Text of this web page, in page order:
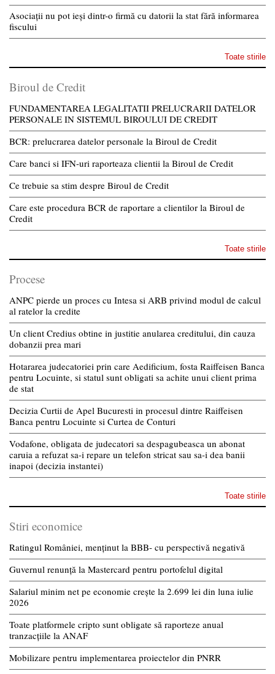
Asociații nu pot ieși dintr-o firmă cu datorii la stat fără informarea
fiscului
Toate stirile
Biroul de Credit
FUNDAMENTAREA LEGALITATII PRELUCRARII DATELOR
PERSONALE IN SISTEMUL BIROULUI DE CREDIT
BCR: prelucrarea datelor personale la Biroul de Credit
Care banci si IFN-uri raporteaza clientii la Biroul de Credit
Ce trebuie sa stim despre Biroul de Credit
Care este procedura BCR de raportare a clientilor la Biroul de
Credit
Toate stirile
Procese
ANPC pierde un proces cu Intesa si ARB privind modul de calcul
al ratelor la credite
Un client Credius obtine in justitie anularea creditului, din cauza
dobanzii prea mari
Hotararea judecatoriei prin care Aedificium, fosta Raiffeisen Banca
pentru Locuinte, si statul sunt obligati sa achite unui client prima
de stat
Decizia Curtii de Apel Bucuresti in procesul dintre Raiffeisen
Banca pentru Locuinte si Curtea de Conturi
Vodafone, obligata de judecatori sa despagubeasca un abonat
caruia a refuzat sa-i repare un telefon stricat sau sa-i dea banii
inapoi (decizia instantei)
Toate stirile
Stiri economice
Ratingul României, menținut la BBB- cu perspectivă negativă
Guvernul renunță la Mastercard pentru portofelul digital
Salariul minim net pe economie crește la 2.699 lei din luna iulie
2026
Toate platformele cripto sunt obligate să raporteze anual
tranzacțiile la ANAF
Mobilizare pentru implementarea proiectelor din PNRR